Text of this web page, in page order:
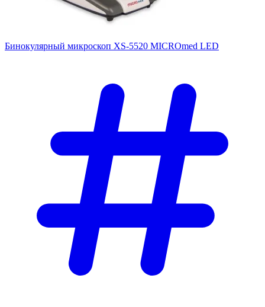
Бинокулярный микроскоп XS-5520 MICROmed LED